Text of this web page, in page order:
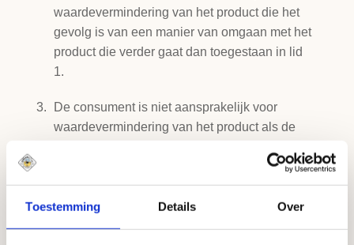
Toestemming Details Over
waardevermindering van het product die het
gevolg is van een manier van omgaan met het
product die verder gaat dan toegestaan in lid
1.
De consument is niet aansprakelijk voor
waardevermindering van het product als de
de overeenkomst alle wettelijk verplichte
informatie over het herroepingsrecht heeft
verstrekt.